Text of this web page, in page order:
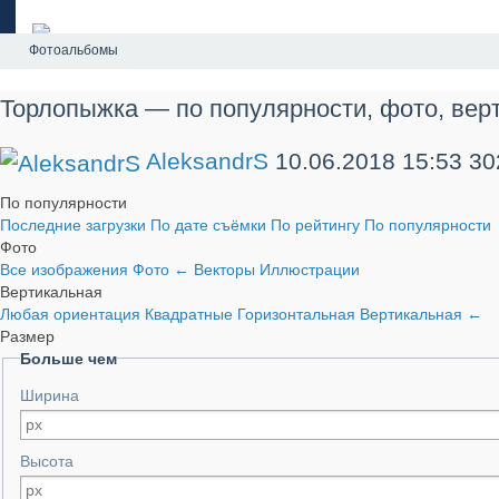
Фотоальбомы
Торлопыжка — по популярности, фото,
AleksandrS 10.06.2018 15:53
По популярности
Последние загрузки По дате съёмки По рейтингу По популярности
Фото
Все изображения Фото ← Векторы Иллюстрации
Вертикальная
Любая ориентация Квадратные Горизонтальная Вертикальная ←
Размер
Больше чем
Ширина
Высота